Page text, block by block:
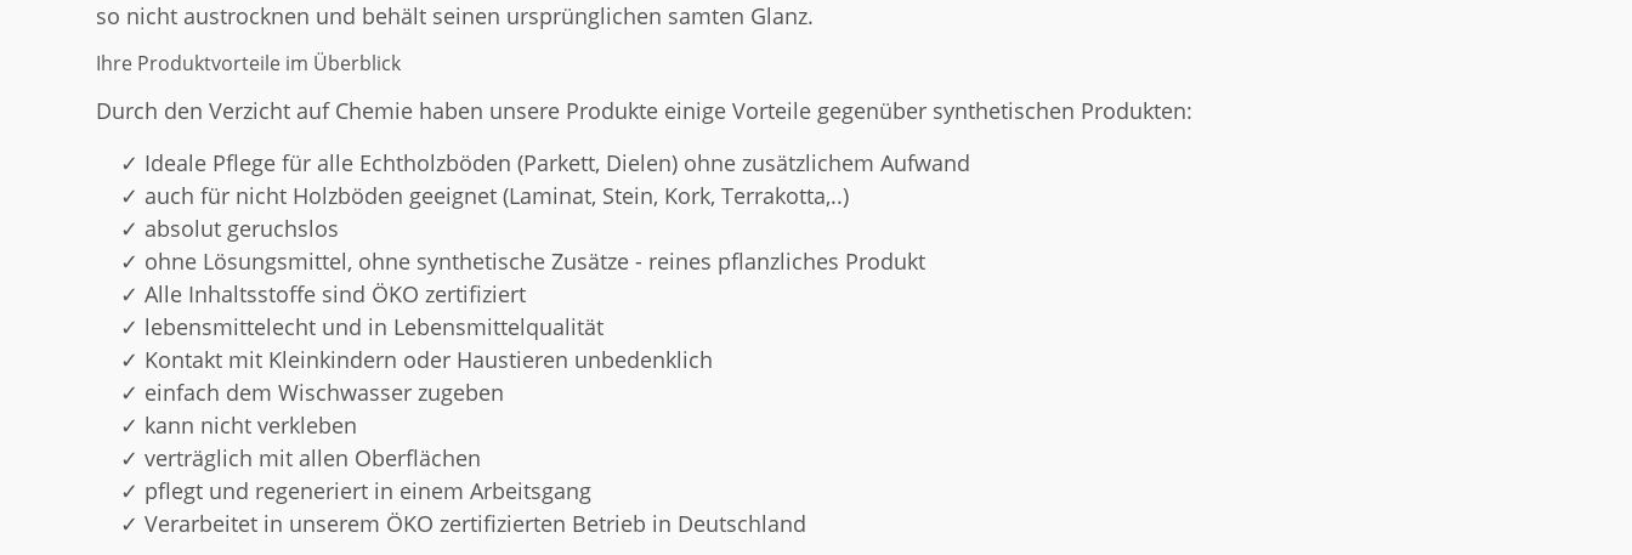
so nicht austrocknen und behält seinen ursprünglichen samten Glanz.
Ihre Produktvorteile im Überblick
Durch den Verzicht auf Chemie haben unsere Produkte einige Vorteile gegenüber synthetischen Produkten:
Ideale Pflege für alle Echtholzböden (Parkett, Dielen) ohne zusätzlichem Aufwand
auch für nicht Holzböden geeignet (Laminat, Stein, Kork, Terrakotta,..)
absolut geruchslos
ohne Lösungsmittel, ohne synthetische Zusätze - reines pflanzliches Produkt
Alle Inhaltsstoffe sind ÖKO zertifiziert
lebensmittelecht und in Lebensmittelqualität
Kontakt mit Kleinkindern oder Haustieren unbedenklich
einfach dem Wischwasser zugeben
kann nicht verkleben
verträglich mit allen Oberflächen
pflegt und regeneriert in einem Arbeitsgang
Verarbeitet in unserem ÖKO zertifizierten Betrieb in Deutschland